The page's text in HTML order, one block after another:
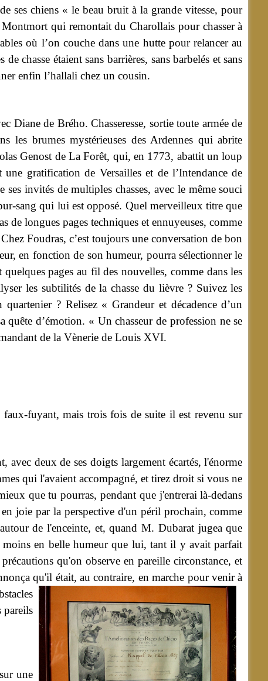
ses chiens « le beau bruit à la grande vitesse, pour
qui remontait du Charollais pour chasser à
où l’on couche dans une hutte pour relancer au
chasse étaient sans barrières, sans barbelés et sans
enfin l’hallali chez un cousin.
Diane de Brého. Chasseresse, sortie toute armée de
les brumes mystérieuses des Ardennes qui abrite
Genost de La Forêt, qui, en 1773, abattit un loup
gratification de Versailles et de l’Intendance de
invités de multiples chasses, avec le même souci
sang qui lui est opposé. Quel merveilleux titre que
longues pages techniques et ennuyeuses, comme
Foudras, c’est toujours une conversation de bon
en fonction de son humeur, pourra sélectionner le
pages au fil des nouvelles, comme dans les
les subtilités de la chasse du lièvre ? Suivez les
? Relisez « Grandeur et décadence d’un
quête d’émotion. « Un chasseur de profession ne se
de la Vènerie de Louis XVI.
fuyant, mais trois fois de suite il est revenu sur
deux de ses doigts largement écartés, l'énorme
qui l'avaient accompagné, et tirez droit si vous ne
que tu pourras, pendant que j'entrerai là-dedans
joie par la perspective d'un péril prochain, comme
de l'enceinte, et, quand M. Dubarat jugea que
moins en belle humeur que lui, tant il y avait parfait
qu'on observe en pareille circonstance, et
qu'il était, au contraire, en marche pour venir à
pareils
une